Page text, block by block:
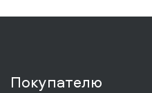
Покупателю